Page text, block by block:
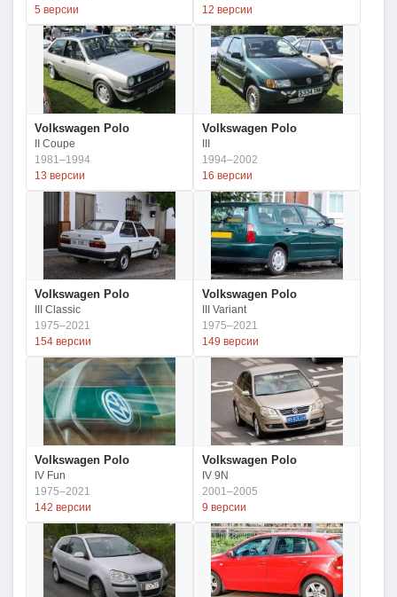
5 версии
12 версии
Volkswagen Polo
II Coupe
1981–1994
13 версии
Volkswagen Polo
1994–2002
16 версии
Volkswagen Polo
III Classic
1975–2021
154 версии
Volkswagen Polo
III Variant
1975–2021
149 версии
Volkswagen Polo
IV Fun
1975–2021
142 версии
Volkswagen Polo
IV 9N
2001–2005
9 версии